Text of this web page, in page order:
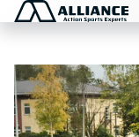
Preskoči